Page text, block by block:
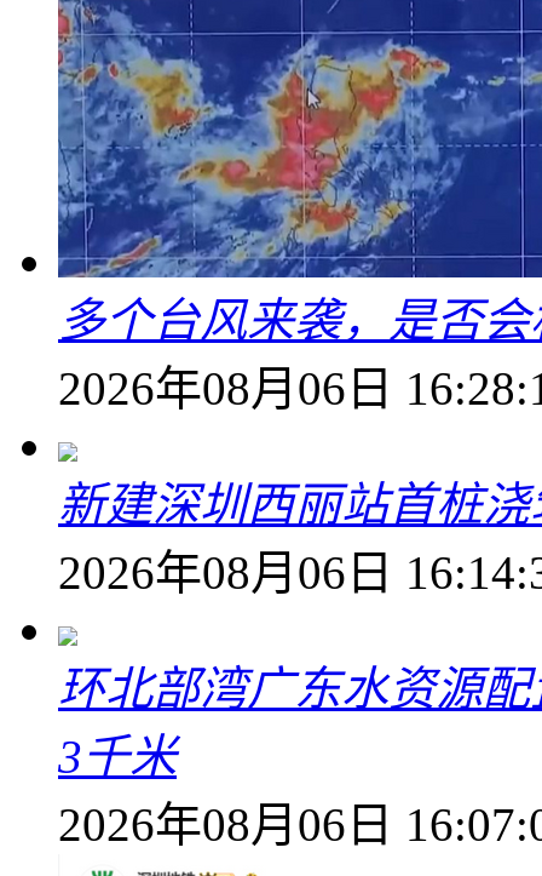
多个台风来袭，是否
2026年08月06日
新建深圳西丽站首桩
2026年08月06日
环北部湾广东水资源
3千米
2026年08月06日